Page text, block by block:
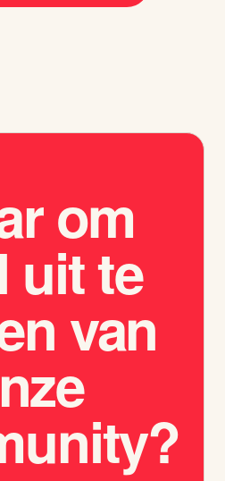
om
uit te
van